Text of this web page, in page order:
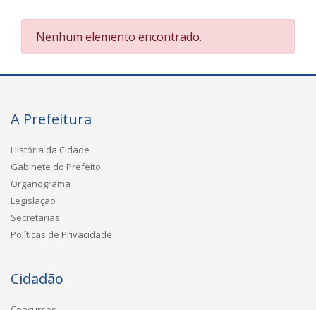
Nenhum elemento encontrado.
A Prefeitura
História da Cidade
Gabinete do Prefeito
Organograma
Legislação
Secretarias
Políticas de Privacidade
Cidadão